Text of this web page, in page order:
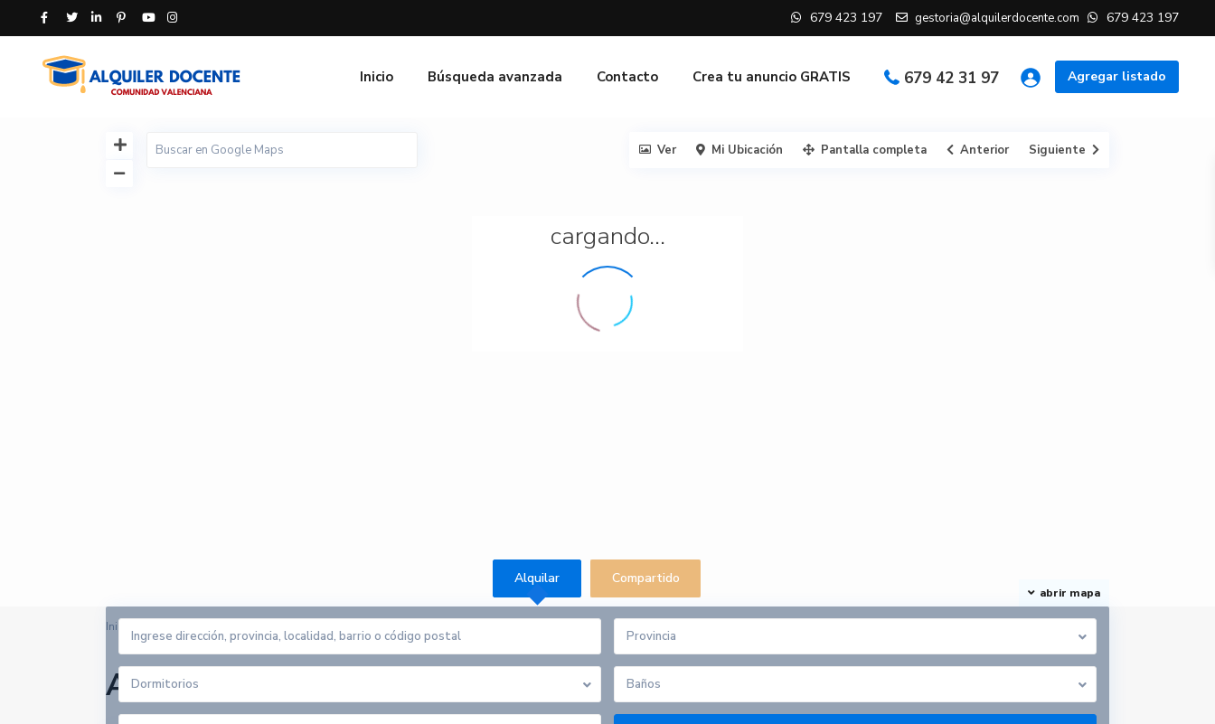
679 423 197 gestoria@alquilerdocente.com 679 423 197
Agregar listado
679 42 31 97
Inicio Búsqueda avanzada Contacto Crea tu anuncio GRATIS
cargando...
abrir mapa
Ver Mi Ubicación Pantalla completa Anterior Siguiente
Alquilar Compartido
Provincia
Dormitorios Baños
Inicio
Arrendadores en Zona Alta